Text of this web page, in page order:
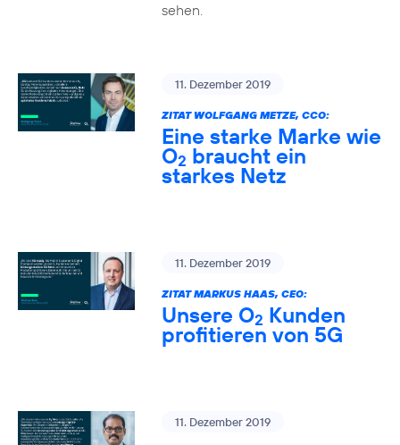
sehen.
11. Dezember 2019
ZITAT WOLFGANG METZE, CCO:
Eine starke Marke wie
O2 braucht ein
starkes Netz
11. Dezember 2019
ZITAT MARKUS HAAS, CEO:
Unsere O2 Kunden
profitieren von 5G
11. Dezember 2019